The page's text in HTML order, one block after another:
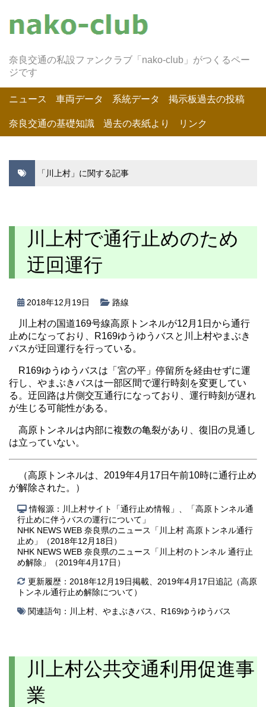
奈良交通の私設ファンクラブ「nako-club」がつくるペー
ジです
ニュース 車両データ 系統データ 掲示板過去の投稿
奈良交通の基礎知識 過去の表紙より リンク
「川上村」に関する記事
川上村で通行止めのため
迂回運行
2018年12月19日 路線
川上村の国道169号線高原トンネルが12月1日から通行
止めになっており、R169ゆうゆうバスと川上村やまぶき
バスが迂回運行を行っている。
R169ゆうゆうバスは「宮の平」停留所を経由せずに運
行し、やまぶきバスは一部区間で運行時刻を変更してい
る。迂回路は片側交互通行になっており、運行時刻が遅れ
が生じる可能性がある。
高原トンネルは内部に複数の亀裂があり、復旧の見通し
は立っていない。
（高原トンネルは、2019年4月17日午前10時に通行止め
が解除された。）
情報源：川上村サイト「通行止め情報」、「高原トンネル通
行止めに伴うバスの運行について」
NHK NEWS WEB 奈良県のニュース「川上村 高原トンネル通行
止め」（2018年12月18日）
NHK NEWS WEB 奈良県のニュース「川上村のトンネル 通行止
め解除」（2019年4月17日）
更新履歴：2018年12月19日掲載、2019年4月17日追記（高原
トンネル通行止め解除について）
関連語句： 川上村 やまぶきバス R169ゆうゆうバス
川上村公共交通利用促進事
業